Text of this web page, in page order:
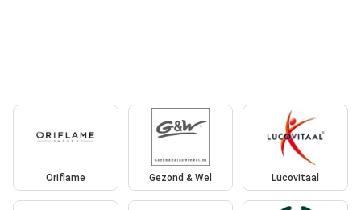
Oriflame Gezond & Wel Lucovitaal